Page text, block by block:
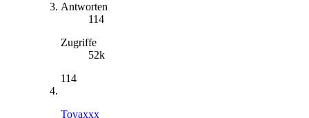
Antworten
114
Zugriffe
52k
114
Tovaxxx